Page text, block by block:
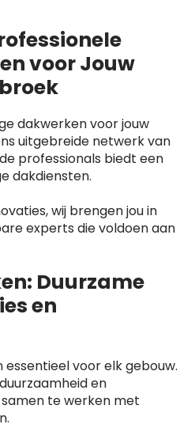
voor Jouw
dakwerken voor jouw
uitgebreide netwerk van
professionals biedt een
dakdiensten.
wij brengen jou in
experts die voldoen aan
Duurzame
en
voor elk gebouw.
en
te werken met